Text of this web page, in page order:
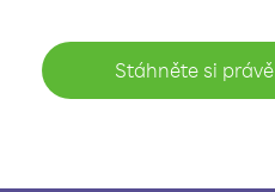
Stáhněte si